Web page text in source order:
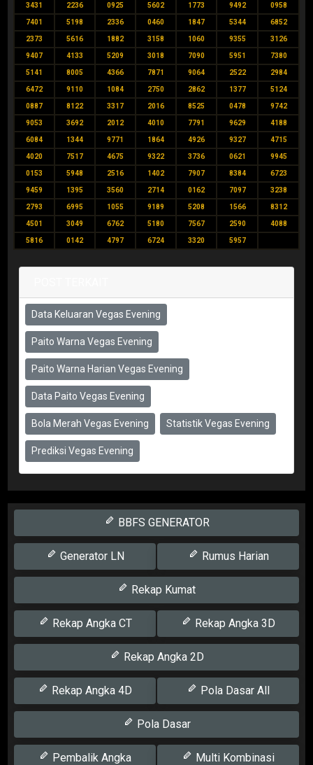
3431 2236 0925 5602 1773 9492 0958
7401 5198 2336 0460 1847 5344 6852
2373 5616 1882 3158 1060 9355 3126
9407 4133 5209 3018 7090 5951 7380
5141 8005 4366 7871 9064 2522 2984
6472 9110 1084 2750 2862 1377 5124
0887 8122 3317 2016 8525 0478 9742
9053 3692 2012 4010 7791 9629 4188
6084 1344 9771 1864 4926 9327 4715
4020 7517 4675 9322 3736 0621 9945
0153 5948 2516 1402 7907 8384 6723
9459 1395 3560 2714 0162 7097 3238
2793 6995 1055 9189 5208 1566 8312
4501 3049 6762 5180 7567 2590 4088
5816 0142 4797 6724 3320 5957
Data Keluaran Vegas Evening
Paito Warna Vegas Evening
Paito Warna Harian Vegas Evening
Data Paito Vegas Evening
Bola Merah Vegas Evening Statistik Vegas Evening
Prediksi Vegas Evening
BBFS GENERATOR
Generator LN Rumus Harian
Rekap Kumat
Rekap Angka CT Rekap Angka 3D
Rekap Angka 2D
Rekap Angka 4D Pola Dasar All
Pola Dasar
Pembalik Angka Multi Kombinasi